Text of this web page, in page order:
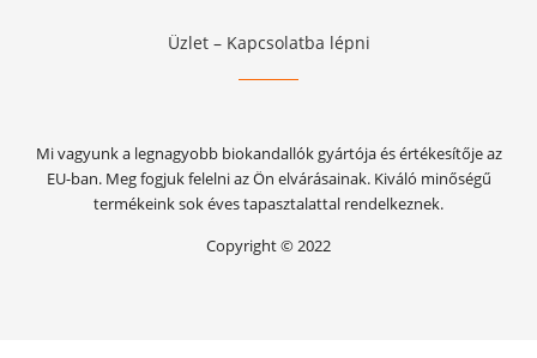
Üzlet – Kapcsolatba lépni
Mi vagyunk a legnagyobb biokandallók gyártója és értékesítője az
EU-ban. Meg fogjuk felelni az Ön elvárásainak. Kiváló minőségű
termékeink sok éves tapasztalattal rendelkeznek.
Copyright © 2022